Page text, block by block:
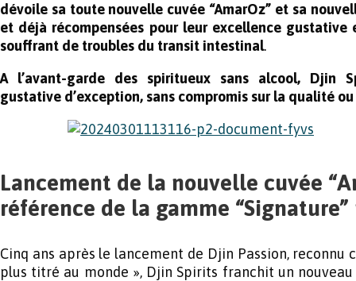
dévoile sa toute nouvelle cuvée “AmarOz” et sa
et déjà récompensées pour leur excellence gustative
souffrant de troubles du transit intestinal.
A l’avant-garde des spiritueux sans alcool, Djin
gustative d’exception, sans compromis sur la qualité
Lancement de la nouvelle cuvée
référence de la gamme
Cinq ans après le lancement de Djin Passion, reconnu
plus titré au monde », Djin Spirits franchit un nouveau